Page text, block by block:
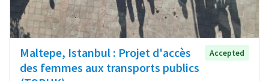
Maltepe, Istanbul : Projet d'accès
des femmes aux transports publics
Accepted